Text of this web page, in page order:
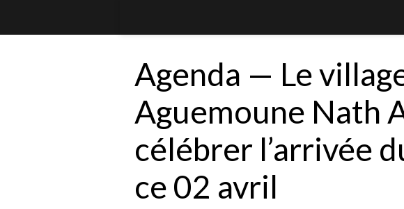
Agenda — Le
Aguemoune Nath
célébrer l’arrivée
ce 02 avril